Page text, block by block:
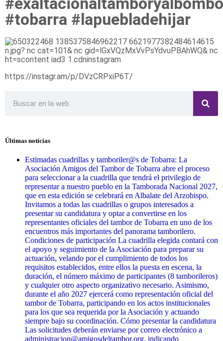
#tobarra #lapuebladehijar
https://instagr.am/p/DVzCRPxiP6T/
Últimas noticias
Estimadas cuadrillas y tamboriler@s de Tobarra: La
Asociación Amigos del Tambor de Tobarra abre el proceso
para seleccionar a la cuadrilla que tendrá el privilegio de
representar a nuestro pueblo en la Tamborada Nacional 2027,
que en esta edición se celebrará en Albalate del Arzobispo.
Invitamos a todas las cuadrillas o grupos interesados a
presentar su candidatura y optar a convertirse en los
representantes oficiales del tambor de Tobarra en uno de los
encuentros más importantes del panorama tamborilero.
Condiciones de participación La cuadrilla elegida contará con
el apoyo y seguimiento de la Asociación para preparar su
actuación, velando por el cumplimiento de todos los
requisitos establecidos, entre ellos la puesta en escena, la
duración, el número máximo de participantes (8 tamborileros)
y cualquier otro aspecto organizativo necesario. Asimismo,
durante el año 2027 ejercerá como representación oficial del
tambor de Tobarra, participando en los actos institucionales
para los que sea requerida por la Asociación y actuando
siempre bajo su coordinación. Cómo presentar la candidatura
Las solicitudes deberán enviarse por correo electrónico a
administracion@amigosdeltambor.org, indicando